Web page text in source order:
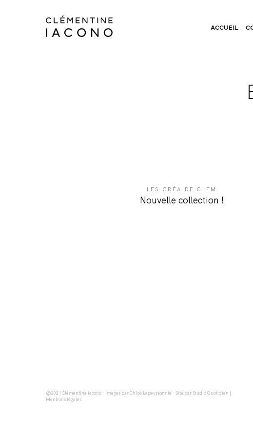
ACCUEIL
LES CRÉA DE CLEM
Nouvelle collection !
@2021Clémentine Iacono - Images parChloé Lapeyssonnie - Site par Studio Quotidien
Mentions légales